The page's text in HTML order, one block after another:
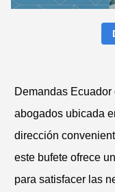
Demandas
abogados ubicada
dirección
este bufete ofrece
para satisfacer las